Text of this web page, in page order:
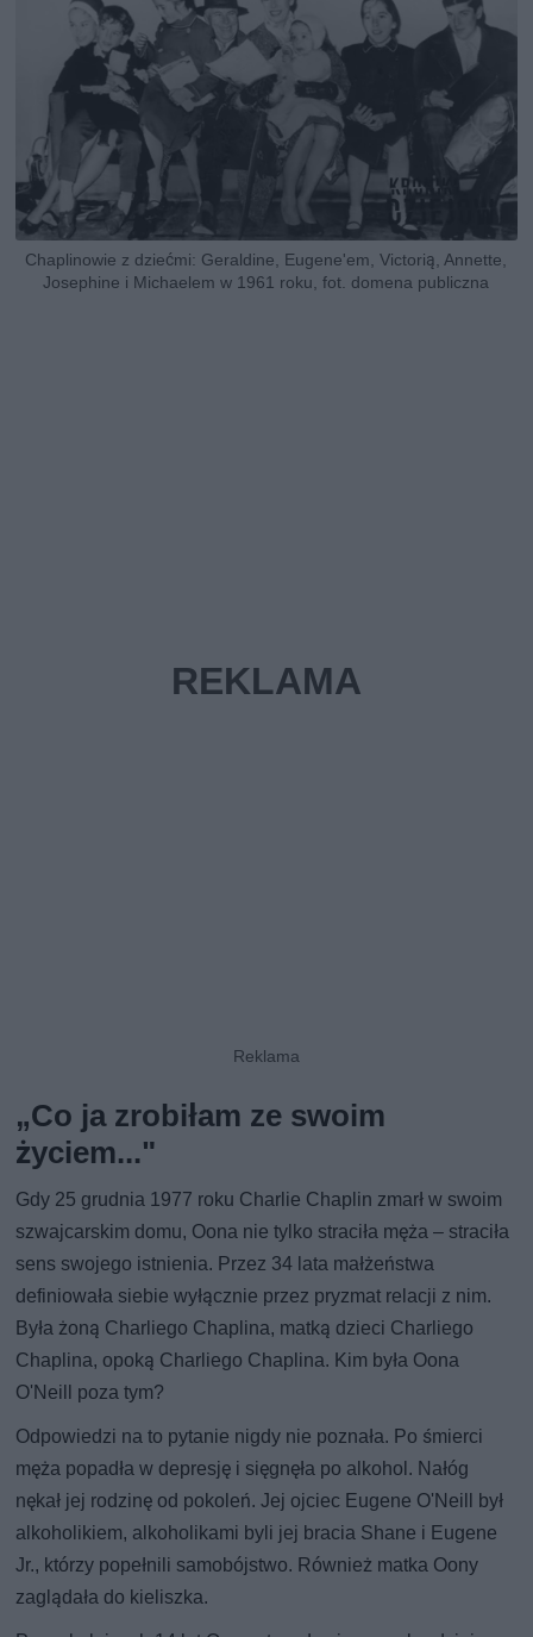
Chaplinowie z dziećmi: Geraldine, Eugene'em, Victorią, Annette,
Josephine i Michaelem w 1961 roku, fot. domena publiczna
„Co ja zrobiłam ze swoim
życiem..."
Gdy 25 grudnia 1977 roku Charlie Chaplin zmarł w swoim
szwajcarskim domu, Oona nie tylko straciła męża – straciła
sens swojego istnienia. Przez 34 lata małżeństwa
definiowała siebie wyłącznie przez pryzmat relacji z nim.
Była żoną Charliego Chaplina, matką dzieci Charliego
Chaplina, opoką Charliego Chaplina. Kim była Oona
O'Neill poza tym?
Odpowiedzi na to pytanie nigdy nie poznała. Po śmierci
męża popadła w depresję i sięgnęła po alkohol. Nałóg
nękał jej rodzinę od pokoleń. Jej ojciec Eugene O'Neill był
alkoholikiem, alkoholikami byli jej bracia Shane i Eugene
Jr., którzy popełnili samobójstwo. Również matka Oony
zaglądała do kieliszka.